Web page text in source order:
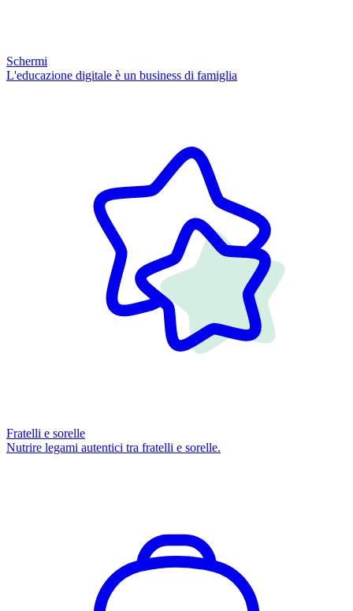
Schermi
L'educazione digitale è un business di famiglia
Fratelli e sorelle
Nutrire legami autentici tra fratelli e sorelle.